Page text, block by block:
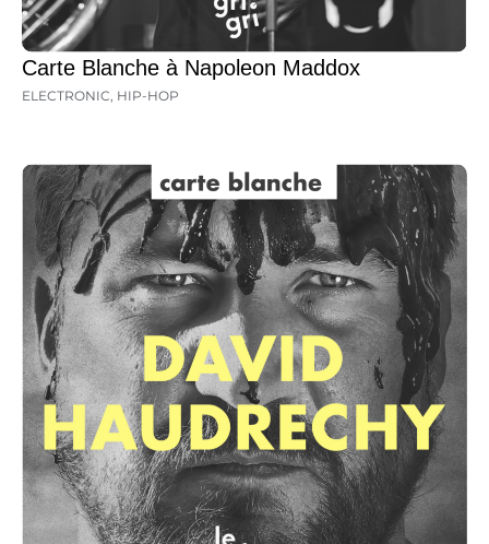
Carte Blanche à Napoleon Maddox
ELECTRONIC, HIP-HOP